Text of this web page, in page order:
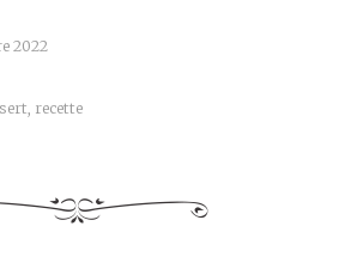
2022
, recette